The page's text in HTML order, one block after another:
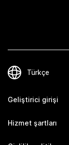
Geliştirici girişi
Hizmet şartları